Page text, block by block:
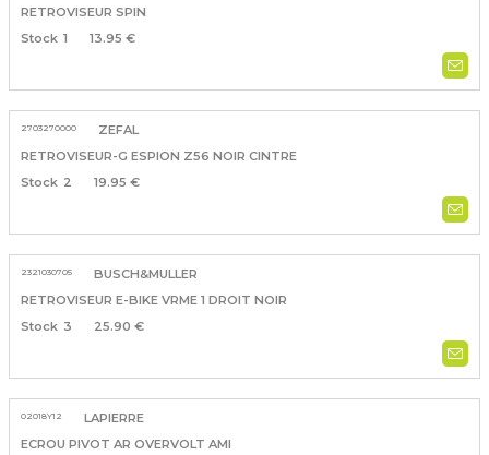
RETROVISEUR SPIN
1
13.95 €
2703270000
ZEFAL
RETROVISEUR-G ESPION Z56 NOIR CINTRE
2
19.95 €
2321030705
BUSCH&MULLER
RETROVISEUR E-BIKE VRME 1 DROIT NOIR
3
25.90 €
02018Y12
LAPIERRE
ECROU PIVOT AR OVERVOLT AMI